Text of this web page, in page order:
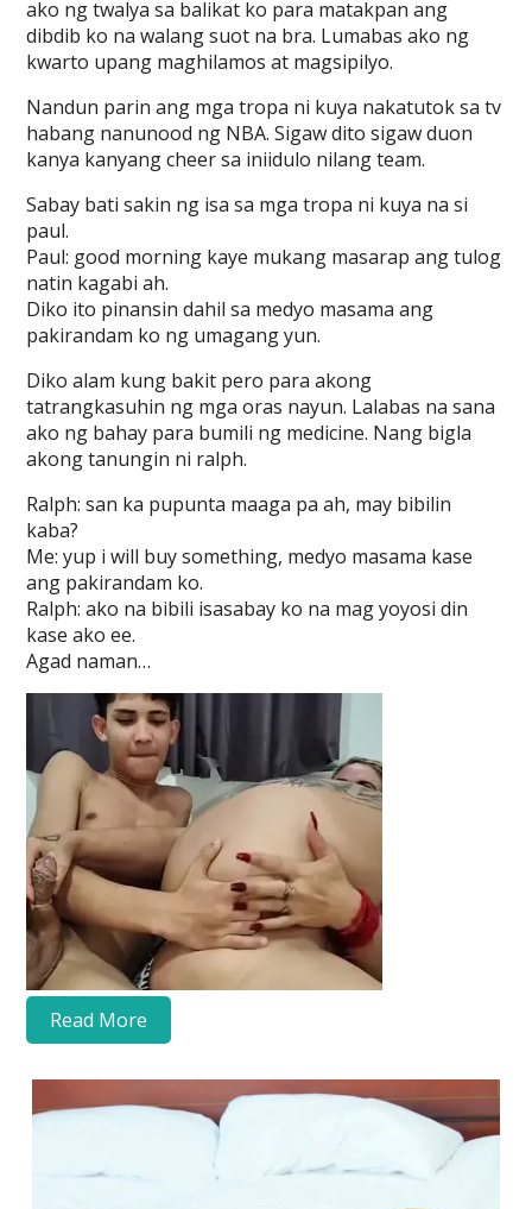
ako ng twalya sa balikat ko para matakpan ang
dibdib ko na walang suot na bra. Lumabas ako ng
kwarto upang maghilamos at magsipilyo.
Nandun parin ang mga tropa ni kuya nakatutok sa tv
habang nanunood ng NBA. Sigaw dito sigaw duon
kanya kanyang cheer sa iniidulo nilang team.
Sabay bati sakin ng isa sa mga tropa ni kuya na si
paul.
Paul: good morning kaye mukang masarap ang tulog
natin kagabi ah.
Diko ito pinansin dahil sa medyo masama ang
pakirandam ko ng umagang yun.
Diko alam kung bakit pero para akong
tatrangkasuhin ng mga oras nayun. Lalabas na sana
ako ng bahay para bumili ng medicine. Nang bigla
akong tanungin ni ralph.
Ralph: san ka pupunta maaga pa ah, may bibilin
kaba?
Me: yup i will buy something, medyo masama kase
ang pakirandam ko.
Ralph: ako na bibili isasabay ko na mag yoyosi din
kase ako ee.
Agad naman…
Read More